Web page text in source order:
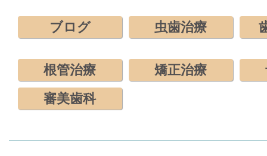
ブログ 虫歯治療
根管治療 矯正治療
審美歯科